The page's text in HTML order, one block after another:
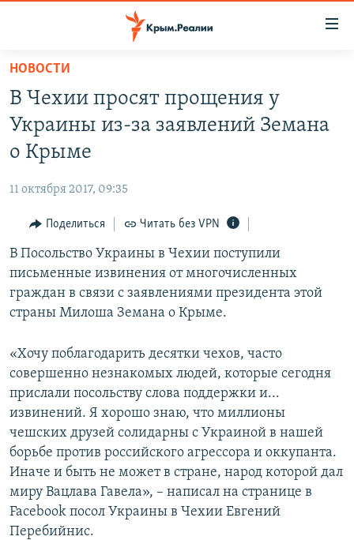
Вернуться
основному
содержанию
Вернутся
главной
навигации
Вернутся
поиску
СПЕЦПРОЕКТЫ
ГРУЗ 200
11 ЛЕТ ОККУПАЦИИ КРЫМА. 11 ИСТОРИЙ СОПРОТИВЛЕНИЯ
ВОДА
ЕЩЕ
ИНТЕРАКТИВ
ИНФОГРАФИКА
СОВЕТЫ ПРАВОЗАЩИТНИКОВ
ПОБЕДИТЕЛЕЙ НЕ СУДЯТ?
КРЫМ.НЕПОКОРЕННЫЙ
УКРАИНСКАЯ ПРОБЛЕМА КРЫМА
РАДІО СВОБОДА
КАК ОБОЙТИ БЛОКИРОВКУ
Українською
Qırımtatar
Все сайты RFE/RL
НОВОСТИ
В Чехии просят прощения у
Украины из-за заявлений Земана
о Крыме
11 октября 2017, 09:35
Поделиться Читать без VPN
В Посольство Украины в Чехии поступили
письменные извинения от многочисленных
граждан в связи с заявлениями президента этой
страны Милоша Земана о Крыме.
«Хочу поблагодарить десятки чехов, часто
совершенно незнакомых людей, которые сегодня
прислали посольству слова поддержки и...
извинений. Я хорошо знаю, что миллионы
чешских друзей солидарны с Украиной в нашей
борьбе против российского агрессора и оккупанта.
Иначе и быть не может в стране, народ которой дал
миру Вацлава Гавела», – написал на странице в
Facebook посол Украины в Чехии Евгений
Перебийнис.